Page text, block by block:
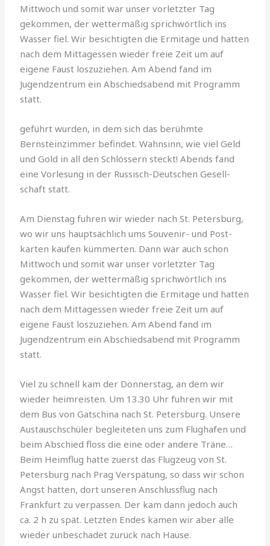
Mitt­woch und somit war unser vorletzter Tag
gekommen, der wettermäßig sprichwörtlich ins
Wasser fiel. Wir besichtigten die Ermitage und hatten
nach dem Mittagessen wieder freie Zeit um auf
eigene Faust loszu­ziehen. Am Abend fand im
Jugendzentrum ein Abschiedsabend mit Programm
statt.
geführt wurden, in dem sich das berühmte
Bernsteinzimmer befindet. Wahnsinn, wie viel Geld
und Gold in all den Schlös­sern steckt! Abends fand
eine Vorlesung in der Rus­sisch-Deutschen Gesell­
schaft statt.
Am Dienstag fuhren wir wieder nach St. Petersburg,
wo wir uns hauptsächlich ums Souvenir- und Post­
karten kaufen kümmerten. Dann war auch schon
Mitt­woch und somit war unser vorletzter Tag
gekommen, der wettermäßig sprichwörtlich ins
Wasser fiel. Wir besichtigten die Ermitage und hatten
nach dem Mittagessen wieder freie Zeit um auf
eigene Faust loszu­ziehen. Am Abend fand im
Jugendzentrum ein Abschiedsabend mit Programm
statt.
Viel zu schnell kam der Donnerstag, an dem wir
wieder heimreisten. Um 13.30 Uhr fuhren wir mit
dem Bus von Gatschina nach St. Petersburg. Unsere
Austauschschüler begleiteten uns zum Flughafen und
beim Abschied floss die eine oder andere Träne…
Beim Heimflug hatte zuerst das Flugzeug von St.
Petersburg nach Prag Verspä­tung, so dass wir schon
Angst hatten, dort unseren Anschlussflug nach
Frankfurt zu verpassen. Der kam dann jedoch auch
ca. 2 h zu spät. Letzten Endes kamen wir aber alle
wieder unbeschadet zurück nach Hause.